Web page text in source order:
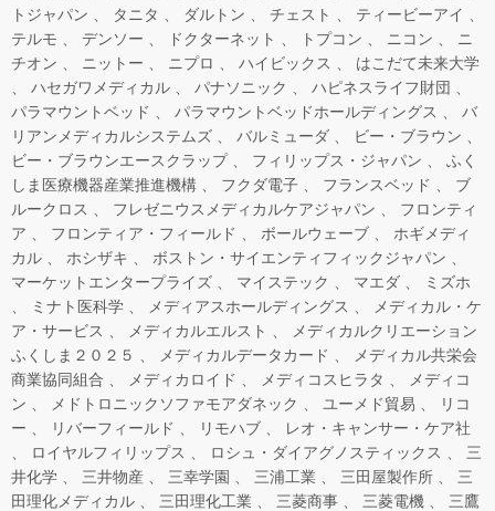
トジャパン
タニタ ダルトン チェスト
ティービーアイ
テルモ
デンソー ドクターネット トプコン ニコン
ニ
チオン
ニットー ニプロ ハイビックス
はこだて未来大学
ハセガワメディカル
パナソニック
ハピネスライフ財団
パラマウントベッド
パラマウントベッドホールディングス
バ
リアンメディカルシステムズ
バルミューダ
ビー・ブラウン
ビー・ブラウンエースクラップ
フィリップス・ジャパン
ふく
しま医療機器産業推進機構
フクダ電子 フランスベッド
ブ
ルークロス
フレゼニウスメディカルケアジャパン
フロンティ
ア
フロンティア・フィールド ボールウェーブ
ホギメディ
カル
ホシザキ
ボストン・サイエンティフィックジャパン
マーケットエンタープライズ
マイステック マエダ
ミズホ
ミナト医科学
メディアスホールディングス
メディカル・ケ
ア・サービス
メディカルエルスト
メディカルクリエーション
ふくしま２０２５
メディカルデータカード
メディカル共栄会
商業協同組合
メディカロイド メディコスヒラタ
メディコ
ン
メドトロニックソファモアダネック ユーメド貿易
リコ
ー
リバーフィールド リモハブ
レオ・キャンサー・ケア社
ロイヤルフィリップス
ロシュ・ダイアグノスティックス
三
井化学
三井物産 三幸学園 三浦工業 三田屋製作所
三
田理化メディカル
三田理化工業 三菱商事 三菱電機
三鷹